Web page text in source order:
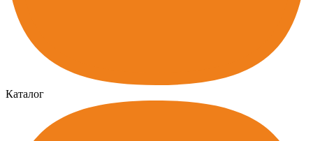
Каталог